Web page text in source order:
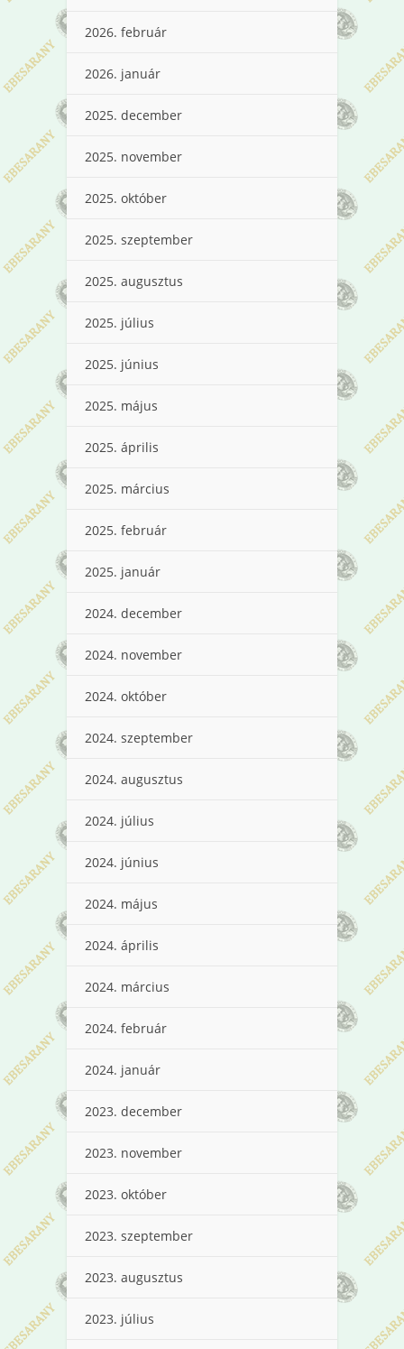
2026. február
2026. január
2025. december
2025. november
2025. október
2025. szeptember
2025. augusztus
2025. július
2025. június
2025. május
2025. április
2025. március
2025. február
2025. január
2024. december
2024. november
2024. október
2024. szeptember
2024. augusztus
2024. július
2024. június
2024. május
2024. április
2024. március
2024. február
2024. január
2023. december
2023. november
2023. október
2023. szeptember
2023. augusztus
2023. július